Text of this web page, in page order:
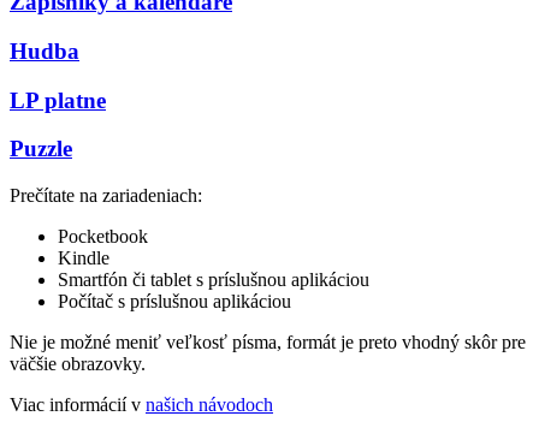
Hudba
LP platne
Puzzle
Prečítate na zariadeniach:
Pocketbook
Kindle
Smartfón či tablet s príslušnou aplikáciou
Počítač s príslušnou aplikáciou
Nie je možné meniť veľkosť písma, formát je preto vhodný skôr pre
väčšie obrazovky.
Viac informácií v našich návodoch